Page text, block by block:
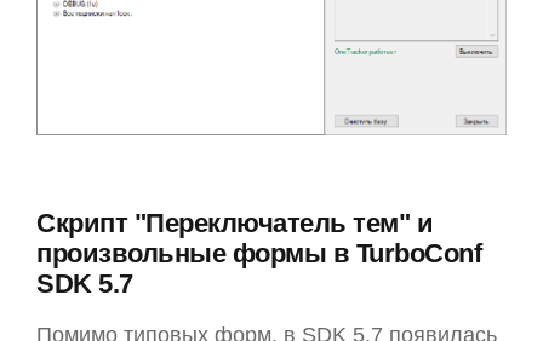
Скрипт "Переключатель тем" и
произвольные формы в TurboConf
SDK 5.7
Помимо типовых форм, в SDK 5.7 появилась